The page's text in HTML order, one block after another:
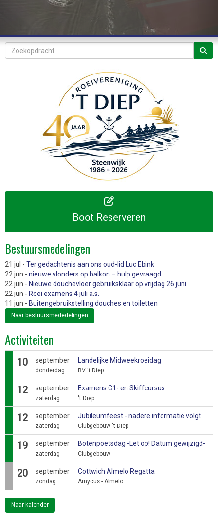
Boot Reserveren
Bestuursmedelingen
21 jul - Ter gedachtenis aan ons oud-lid Luc Ebink
22 jun - nieuwe vlonders op balkon – hulp gevraagd
22 jun - Nieuwe douchevloer gebruiksklaar op vrijdag 26 juni
22 jun - Roei examens 4 juli a.s.
11 jun - Buitengebruikstelling douches en toiletten
Naar bestuursmededelingen
Activiteiten
10 september
donderdag
Landelijke Midweekroeidag
RV 't Diep
12 september
zaterdag
Examens C1- en Skiffcursus
't Diep
12 september
zaterdag
Jubileumfeest - nadere informatie volgt
Clubgebouw 't Diep
19 september
zaterdag
Botenpoetsdag -Let op! Datum gewijzigd-
Clubgebouw
20 september
zondag
Cottwich Almelo Regatta
Amycus - Almelo
Naar kalender